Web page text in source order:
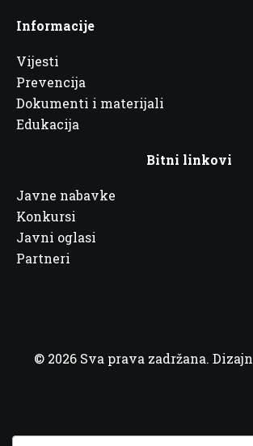
Informacije
Vijesti
Prevencija
Dokumenti i materijali
Edukacija
Bitni linkovi
Javne nabavke
Konkursi
Javni oglasi
Partneri
© 2026 Sva prava zadržana. Dizajn